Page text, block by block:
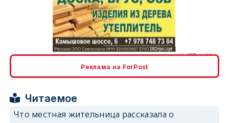
Реклама на ForPost
Читаемое
Что местная жительница рассказала о